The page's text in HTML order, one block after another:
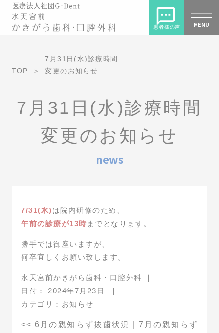
TOP
7月31日(水)診療時間
変更のお知らせ
7月31日(水)診療時間
変更のお知らせ
news
7/31(水)は院内研修のため、
午前の診療が13時 までとなります。
勝手では御座いますが、
何卒宜しくお願い致します。
水天宮前かきがら歯科・口腔外科
｜
日付： 2024年7月23日
｜
カテゴリ： お知らせ
<< 6月の親知らず抜歯状況
7月の親知らず
MENU
患者様の声